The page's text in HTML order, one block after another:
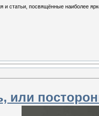
и статьи, посвящённые наиболее
или